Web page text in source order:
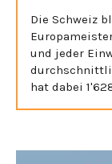
Die Schweiz
und jeder
hat dabei